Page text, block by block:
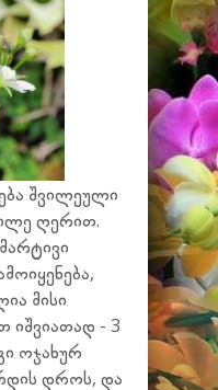
შვილეული
ღერით.
მისი
იშვიათად - 3
ოჯახურ
დროს, და